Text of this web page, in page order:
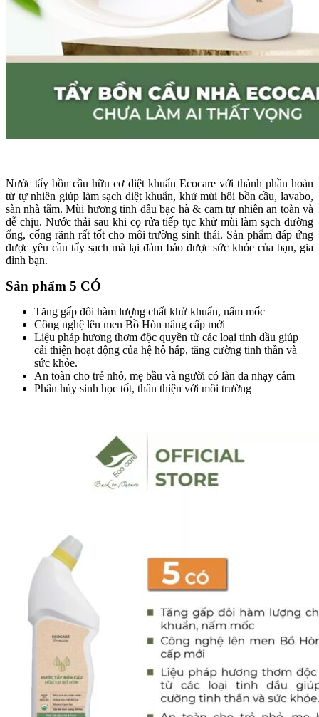
Nước tẩy bồn cầu hữu cơ diệt khuẩn Ecocare với thành phần hoàn
từ tự nhiên giúp làm sạch diệt khuẩn, khử mùi hôi bồn cầu, lavabo,
sàn nhà tắm. Mùi hương tinh dầu bạc hà & cam tự nhiên an toàn và
dễ chịu. Nước thải sau khi cọ rửa tiếp tục khử mùi làm sạch đường
ống, cống rãnh rất tốt cho môi trường sinh thái. Sản phẩm đáp ứng
được yêu cầu tẩy sạch mà lại đảm bảo được sức khỏe của bạn, gia
đình bạn.
Sản phẩm 5 CÓ
Tăng gấp đôi hàm lượng chất khử khuẩn, nấm mốc
Công nghệ lên men Bồ Hòn nâng cấp mới
Liệu pháp hương thơm độc quyền từ các loại tinh dầu giúp
cải thiện hoạt động của hệ hô hấp, tăng cường tinh thần và
sức khỏe.
An toàn cho trẻ nhỏ, mẹ bầu và người có làn da nhạy cảm
Phân hủy sinh học tốt, thân thiện với môi trường